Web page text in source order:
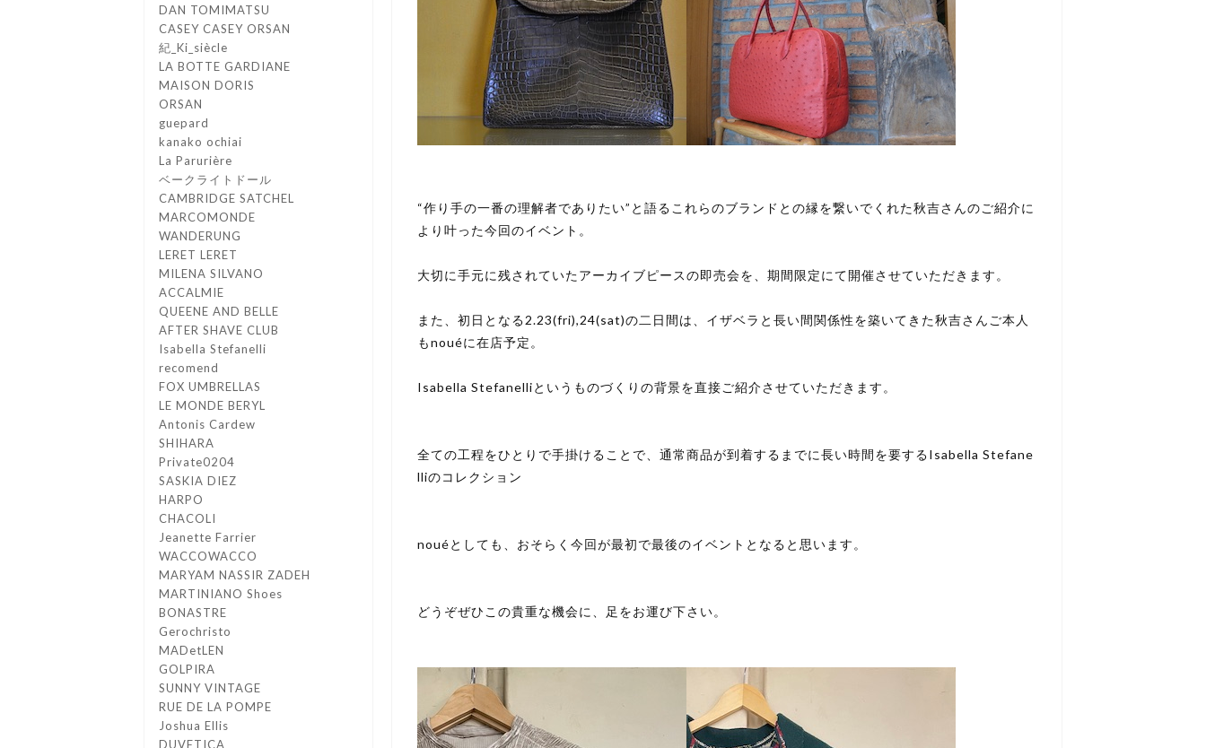
“作り手の一番の理解者でありたい”と語るこれらのブランドとの縁を繋いでくれた秋吉さんのご紹介に
より叶った今回のイベント。
大切に手元に残されていたアーカイブピースの即売会を、期間限定にて開催させていただきます。
また、初日となる2.23(fri),24(sat)の二日間は、イザベラと長い間関係性を築いてきた秋吉さんご本人
もnouéに在店予定。
Isabella Stefanelliというものづくりの背景を直接ご紹介させていただきます。
全ての工程をひとりで手掛けることで、通常商品が到着するまでに長い時間を要するIsabella Stefane
lliのコレクション
nouéとしても、おそらく今回が最初で最後のイベントとなると思います。
どうぞぜひこの貴重な機会に、足をお運び下さい。
DAN TOMIMATSU
CASEY CASEY ORSAN
紀_Ki_siècle
LA BOTTE GARDIANE
MAISON DORIS
ORSAN
guepard
kanako ochiai
La Parurière
ベークライトドール
CAMBRIDGE SATCHEL
MARCOMONDE
WANDERUNG
LERET LERET
MILENA SILVANO
ACCALMIE
QUEENE AND BELLE
AFTER SHAVE CLUB
Isabella Stefanelli
recomend
FOX UMBRELLAS
LE MONDE BERYL
Antonis Cardew
SHIHARA
Private0204
SASKIA DIEZ
HARPO
CHACOLI
Jeanette Farrier
WACCOWACCO
MARYAM NASSIR ZADEH
MARTINIANO Shoes
BONASTRE
Gerochristo
MADetLEN
GOLPIRA
SUNNY VINTAGE
RUE DE LA POMPE
Joshua Ellis
DUVETICA